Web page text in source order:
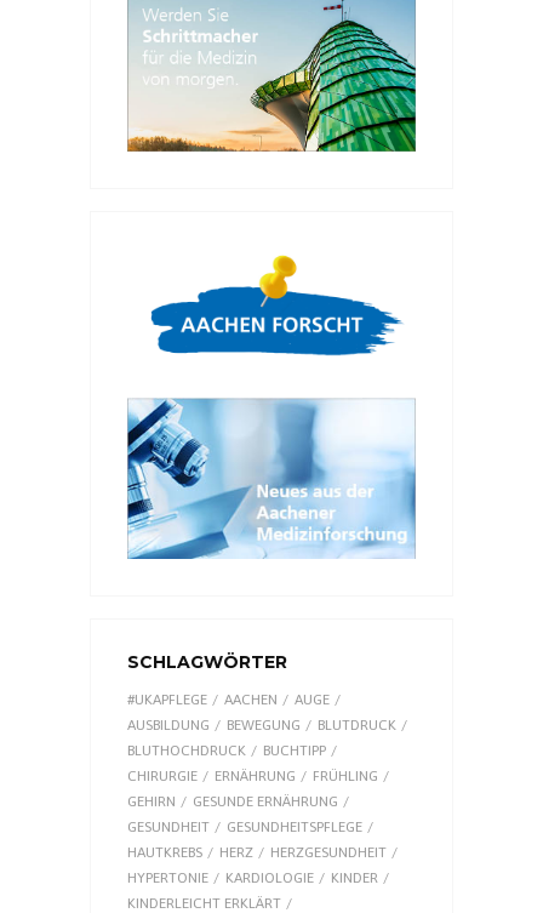
SCHLAGWÖRTER
#UKAPFLEGE AACHEN
AUGE
AUSBILDUNG
BEWEGUNG
BLUTDRUCK
BLUTHOCHDRUCK
BUCHTIPP
CHIRURGIE
ERNÄHRUNG
FRÜHLING
GEHIRN
GESUNDE ERNÄHRUNG
GESUNDHEIT
GESUNDHEITSPFLEGE
HAUTKREBS
HERZ
HERZGESUNDHEIT
HYPERTONIE
KARDIOLOGIE
KINDER
KINDERLEICHT ERKLÄRT